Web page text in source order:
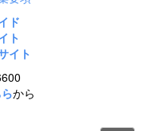
ド
ト
イト
から